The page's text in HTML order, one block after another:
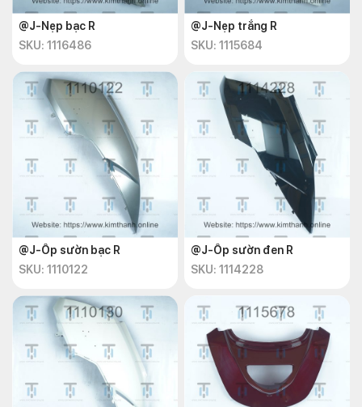
@J-Nẹp bạc R
SKU: 1116486
@J-Nẹp trắng R
SKU: 1115684
@J-Ốp sườn bạc R
SKU: 1110122
@J-Ốp sườn đen R
SKU: 1114228